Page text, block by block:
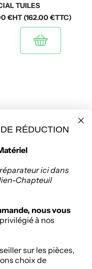
TUILES
€HT (162.00 €TTC)
administrations et
RÉDUCTION
ici dans
Chapteuil
nous vous
à nos
sur les pièces,
choix de